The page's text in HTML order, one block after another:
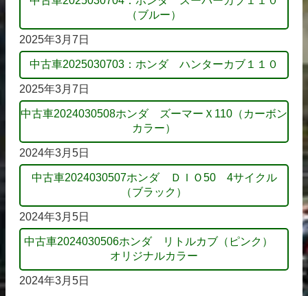
（ブルー）
2025年3月7日
中古車2025030703：ホンダ ハンターカブ１１０
2025年3月7日
中古車2024030508ホンダ ズーマーＸ110（カーボン
カラー）
2024年3月5日
中古車2024030507ホンダ ＤＩＯ50 4サイクル
（ブラック）
2024年3月5日
中古車2024030506ホンダ リトルカブ（ピンク）
オリジナルカラー
2024年3月5日